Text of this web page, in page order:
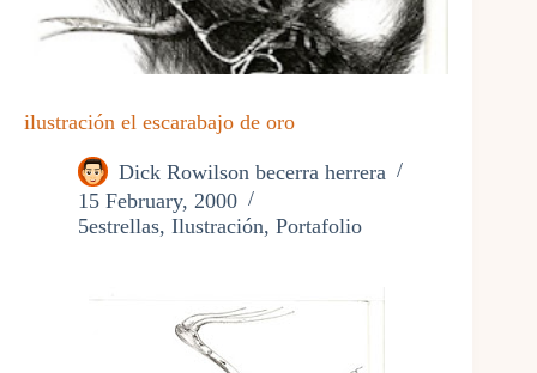
ilustración el escarabajo de oro
Dick Rowilson becerra herrera
15 February, 2000
5estrellas, Ilustración, Portafolio